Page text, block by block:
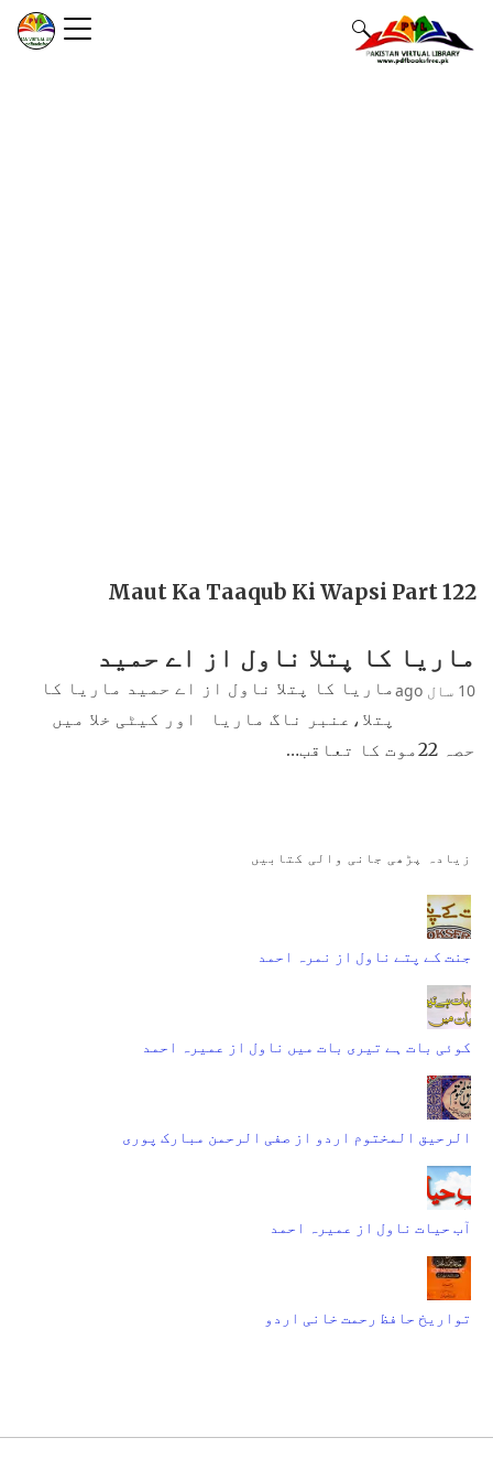
Maut Ka Taaqub Ki Wapsi Part 122
ماریا کا پتلا ناول از اے حمید
10 سال ago
ماریا کا پتلا ناول از اے حمید ماریا کا
پتلا،عنبر ناگ ماریا اور کیٹی خلا میں
حصہ 22موت کا تعاقب…
زیادہ پڑھی جانی والی کتابیں
جنت کے پتے ناول از نمرہ احمد
کوئی بات ہے تیری بات میں ناول از عمیرہ احمد
الرحیق المختوم اردو از صفی الرحمن مبارک پوری
آب حیات ناول از عمیرہ احمد
تواریخ حافظ رحمت خانی اردو